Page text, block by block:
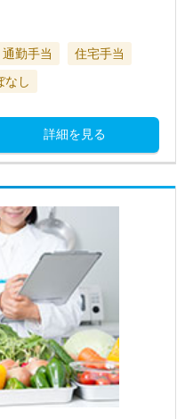
通勤手当
住宅手当
なし
詳細を見る